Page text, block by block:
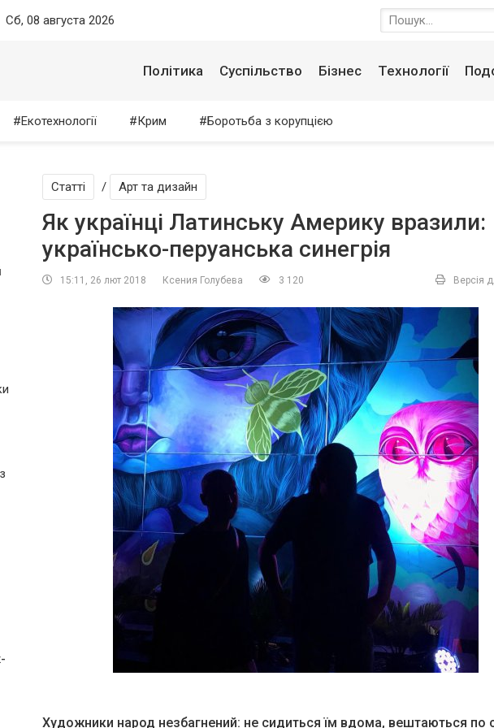
Сб, 08 августа 2026
Політика Суспільство Бізнес Технології
Екотехнології Крим Боротьба з корупцією
Cтатті / Арт та дизайн
Як українці Латинську Америку вразили:
українсько-перуанська синегрія
15:11, 26 лют 2018 Ксения Голубева 3 120 Версія
Художники народ незбагнений: не сидиться їм вдома, вештаються по